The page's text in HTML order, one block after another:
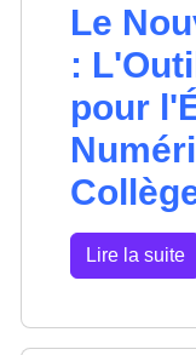
Le
:
pour
Lire la suite